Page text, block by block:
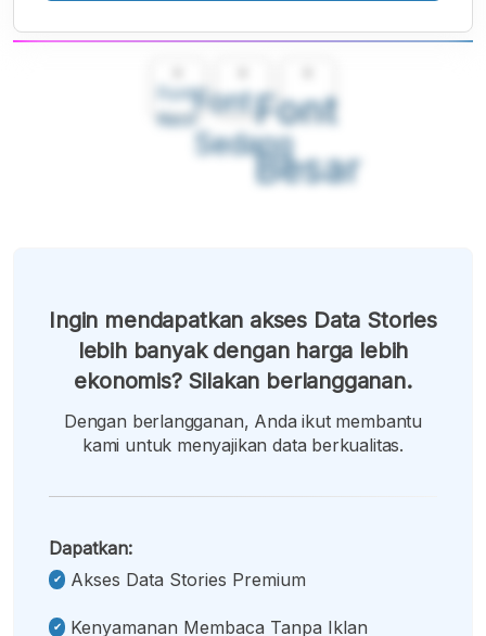
Font
Kecil
Font
Sedang
Font
Besar
Ingin mendapatkan akses Data Stories
lebih banyak dengan harga lebih
ekonomis? Silakan berlangganan.
Dengan berlangganan, Anda ikut membantu
kami untuk menyajikan data berkualitas.
Dapatkan:
Akses Data Stories Premium
Kenyamanan Membaca Tanpa Iklan